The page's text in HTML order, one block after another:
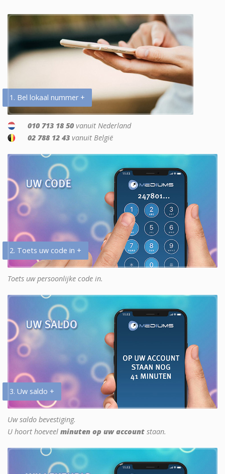
1. Bel lokaal nummer +
010 713 18 50 vanuit Nederland
02 788 12 43 vanuit België
2. Toets uw code in +
Toets uw persoonlijke code in.
3. Uw saldo +
Uw saldo bevestiging.
U hoort hoeveel minuten op uw account staan.